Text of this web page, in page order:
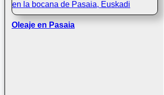
Oleaje en Pasaia